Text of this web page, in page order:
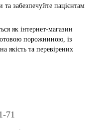
та забезпечуйте пацієнтам
як інтернет‑магазин
порожниною, із
якість та перевірених
71